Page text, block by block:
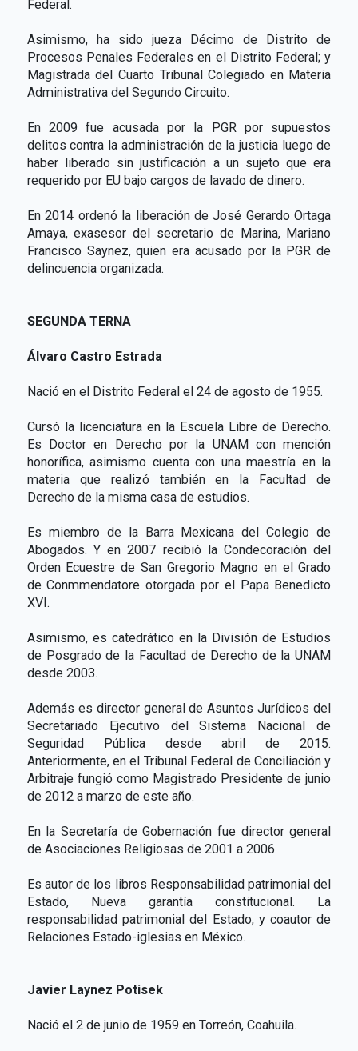
Federal.
Asimismo, ha sido jueza Décimo de Distrito de
Procesos Penales Federales en el Distrito Federal; y
Magistrada del Cuarto Tribunal Colegiado en Materia
Administrativa del Segundo Circuito.
En 2009 fue acusada por la PGR por supuestos
delitos contra la administración de la justicia luego de
haber liberado sin justificación a un sujeto que era
requerido por EU bajo cargos de lavado de dinero.
En 2014 ordenó la liberación de José Gerardo Ortaga
Amaya, exasesor del secretario de Marina, Mariano
Francisco Saynez, quien era acusado por la PGR de
delincuencia organizada.
SEGUNDA TERNA
Álvaro Castro Estrada
Nació en el Distrito Federal el 24 de agosto de 1955.
Cursó la licenciatura en la Escuela Libre de Derecho.
Es Doctor en Derecho por la UNAM con mención
honorífica, asimismo cuenta con una maestría en la
materia que realizó también en la Facultad de
Derecho de la misma casa de estudios.
Es miembro de la Barra Mexicana del Colegio de
Abogados. Y en 2007 recibió la Condecoración del
Orden Ecuestre de San Gregorio Magno en el Grado
de Conmmendatore otorgada por el Papa Benedicto
XVI.
Asimismo, es catedrático en la División de Estudios
de Posgrado de la Facultad de Derecho de la UNAM
desde 2003.
Además es director general de Asuntos Jurídicos del
Secretariado Ejecutivo del Sistema Nacional de
Seguridad Pública desde abril de 2015.
Anteriormente, en el Tribunal Federal de Conciliación y
Arbitraje fungió como Magistrado Presidente de junio
de 2012 a marzo de este año.
En la Secretaría de Gobernación fue director general
de Asociaciones Religiosas de 2001 a 2006.
Es autor de los libros Responsabilidad patrimonial del
Estado, Nueva garantía constitucional. La
responsabilidad patrimonial del Estado, y coautor de
Relaciones Estado-iglesias en México.
Javier Laynez Potisek
Nació el 2 de junio de 1959 en Torreón, Coahuila.